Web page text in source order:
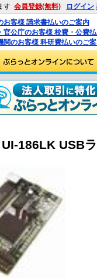
す 会員登録(無料) ログイン
お客様 請求書払いのご案内
官公庁のお客様 校費・公費
関のお客様 科研費払いのご
186LK USB